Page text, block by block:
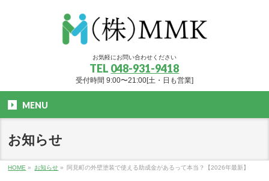
お気軽にお問い合わせください
TEL 048-931-9418
受付時間 9:00〜21:00[土・日も営業]
MENU
お知らせ
HOME » お知らせ » 阿見町の外壁塗装で使える助成金があるって本当？【2026年最新】